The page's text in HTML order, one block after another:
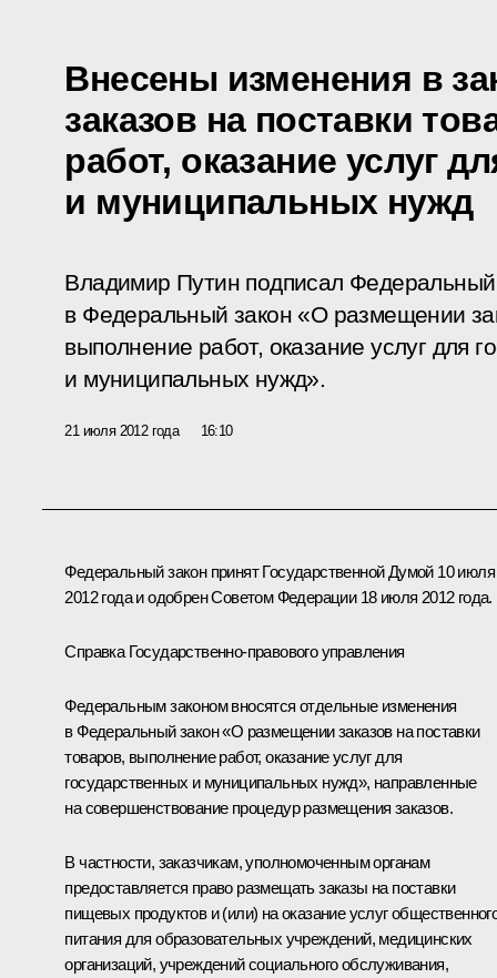
Внесены изменения в
заказов на поставки
работ, оказание услуг
и муниципальных нужд
Владимир Путин подписал
в Федеральный закон «О размещении
выполнение работ, оказание услуг для
и муниципальных нужд».
21 июля 2012 года 16:10
Федеральный закон принят Государственной Думой 10 июля
2012 года и одобрен Советом Федерации 18 июля 2012 года.
Справка Государственно-правового управления
Федеральным законом вносятся отдельные изменения
в Федеральный закон «О размещении заказов на поставки
товаров, выполнение работ, оказание услуг для
государственных и муниципальных нужд», направленные
на совершенствование процедур размещения заказов.
В частности, заказчикам, уполномоченным органам
предоставляется право размещать заказы на поставки
пищевых продуктов и (или) на оказание услуг
питания для образовательных учреждений, медицинских
организаций, учреждений социального обслуживания,